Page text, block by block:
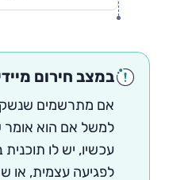
במצב חירום
אם מתרשמים
למשל אם הוא אומר
עכשיו, יש לו
לפגיעה עצמית, או